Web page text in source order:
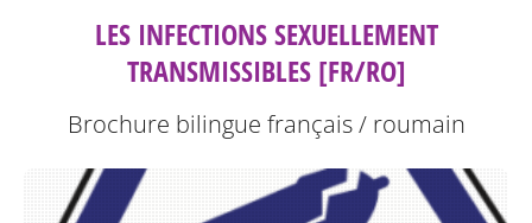
LES INFECTIONS SEXUELLEMENT
TRANSMISSIBLES [FR/RO]
Brochure bilingue français / roumain